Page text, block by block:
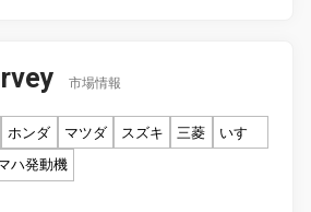
市場情報
ホンダ マツダ スズキ 三菱
いすゞ
ハ発動機